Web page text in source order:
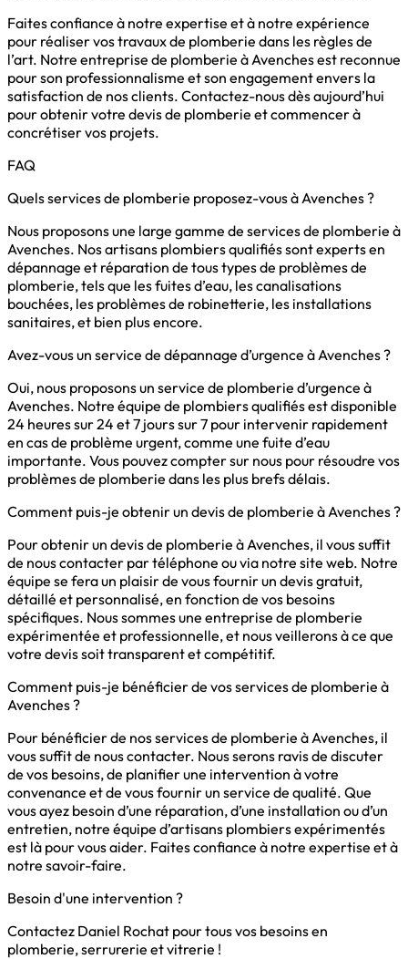
Faites confiance à notre expertise et à notre expérience
pour réaliser vos travaux de plomberie dans les règles de
l’art. Notre entreprise de plomberie à Avenches est reconnue
pour son professionnalisme et son engagement envers la
satisfaction de nos clients. Contactez-nous dès aujourd’hui
pour obtenir votre devis de plomberie et commencer à
concrétiser vos projets.
FAQ
Quels services de plomberie proposez-vous à Avenches ?
Nous proposons une large gamme de services de plomberie à
Avenches. Nos artisans plombiers qualifiés sont experts en
dépannage et réparation de tous types de problèmes de
plomberie, tels que les fuites d’eau, les canalisations
bouchées, les problèmes de robinetterie, les installations
sanitaires, et bien plus encore.
Avez-vous un service de dépannage d’urgence à Avenches ?
Oui, nous proposons un service de plomberie d’urgence à
Avenches. Notre équipe de plombiers qualifiés est disponible
24 heures sur 24 et 7 jours sur 7 pour intervenir rapidement
en cas de problème urgent, comme une fuite d’eau
importante. Vous pouvez compter sur nous pour résoudre vos
problèmes de plomberie dans les plus brefs délais.
Comment puis-je obtenir un devis de plomberie à Avenches ?
Pour obtenir un devis de plomberie à Avenches, il vous suffit
de nous contacter par téléphone ou via notre site web. Notre
équipe se fera un plaisir de vous fournir un devis gratuit,
détaillé et personnalisé, en fonction de vos besoins
spécifiques. Nous sommes une entreprise de plomberie
expérimentée et professionnelle, et nous veillerons à ce que
votre devis soit transparent et compétitif.
Comment puis-je bénéficier de vos services de plomberie à
Avenches ?
Pour bénéficier de nos services de plomberie à Avenches, il
vous suffit de nous contacter. Nous serons ravis de discuter
de vos besoins, de planifier une intervention à votre
convenance et de vous fournir un service de qualité. Que
vous ayez besoin d’une réparation, d’une installation ou d’un
entretien, notre équipe d’artisans plombiers expérimentés
est là pour vous aider. Faites confiance à notre expertise et à
notre savoir-faire.
Besoin d'une intervention ?
Contactez Daniel Rochat pour tous vos besoins en
plomberie, serrurerie et vitrerie !